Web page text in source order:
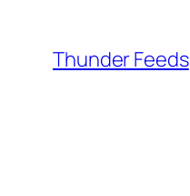
Thunder Feeds